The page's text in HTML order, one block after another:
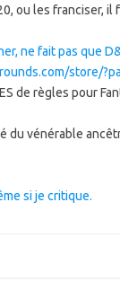
ou les franciser, il
ne fait pas que
store/
de règles pour
du vénérable
si je critique.